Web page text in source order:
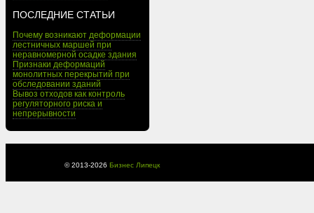
ПОСЛЕДНИЕ СТАТЬИ
Почему возникают деформации
лестничных маршей при
неравномерной осадке здания
Признаки деформаций
монолитных перекрытий при
обследовании зданий
Вывоз отходов как контроль
регуляторного риска и
непрерывности
© 2013-2026 Бизнес Липецк